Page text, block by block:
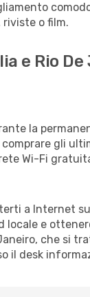
o film.
e Rio De
la
gli
Wi-Fi
a Internet
locale e
che si
il desk